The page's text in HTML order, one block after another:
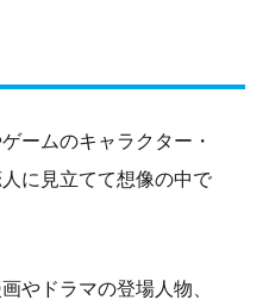
ームのキャラクター・
に見立てて想像の中で
やドラマの登場人物、